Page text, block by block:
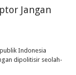
Jangan
Indonesia
dipolitisir seolah-